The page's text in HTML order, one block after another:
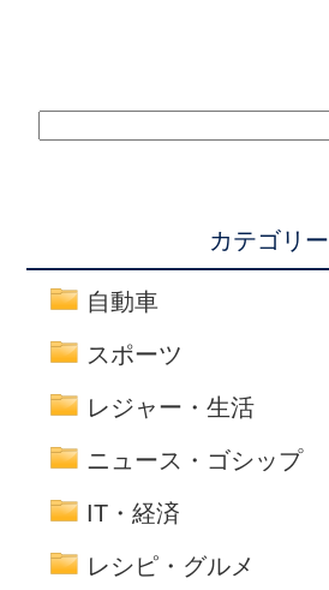
カテゴリー
自動車
スポーツ
レジャー・生活
ニュース・ゴシップ
IT・経済
レシピ・グルメ